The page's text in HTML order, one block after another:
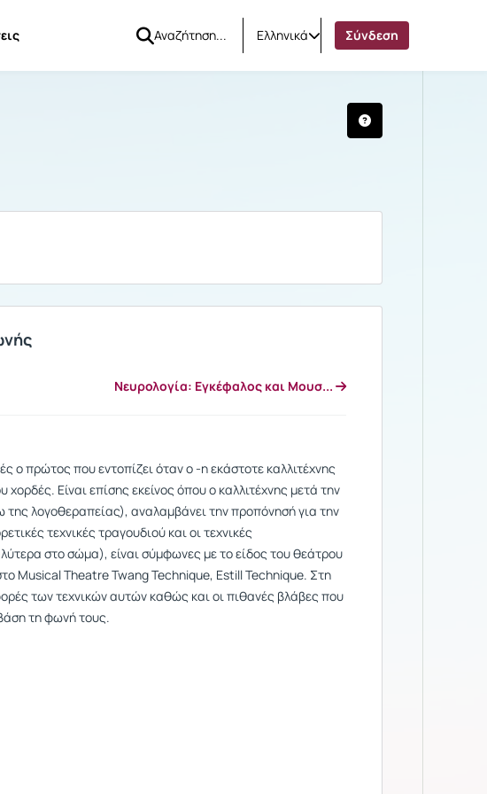
Ελληνικά Σύνδεση
Νευρολογία: Εγκέφαλος και Μουσ...
ο πρώτος που εντοπίζει όταν ο -η εκάστοτε καλλιτέχνης
Είναι επίσης εκείνος όπου ο καλλιτέχνης μετά την
λογοθεραπείας), αναλαμβάνει την προπόνησή για την
τεχνικές τραγουδιού και οι τεχνικές
στο σώμα), είναι σύμφωνες με το είδος του θεάτρου
Musical Theatre Twang Technique, Estill Technique. Στη
των τεχνικών αυτών καθώς και οι πιθανές βλάβες που
τη φωνή τους.